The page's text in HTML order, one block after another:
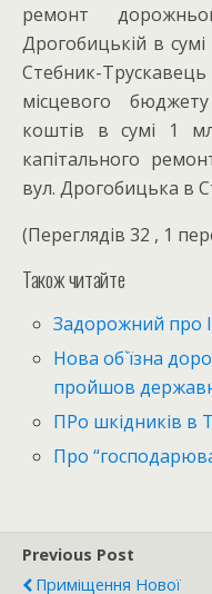
ремонт
Дрогобицькій в
Стебник-
місцевого
коштів в сумі 1
капітального
вул. Дрогобицька в
(Переглядів 32 , 1
Також читайте
Задорожний про
Нова об`їзна
пройшов
ПРо шкідників в
Про
Previous Post
Приміщення Нової